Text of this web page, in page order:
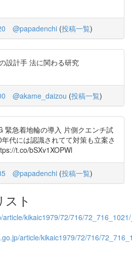
@papadenchi (投稿一覧)
設計手 法に関わる研究
@akame_daizou (投稿一覧)
緊急着地輪の導入 片側クエンチ試
代には認識されてて対策も立案さ
t.co/bSXv1XOPWl
@papadenchi (投稿一覧)
ト
article/kikaic1979/72/716/
article/kikaic1979/72/716/